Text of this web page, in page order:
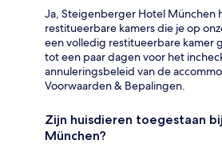
Ja, Steigenberger Hotel München
restitueerbare kamers die je op
een volledig restitueerbare kamer
tot een paar dagen voor het
annuleringsbeleid van de
Voorwaarden & Bepalingen.
Zijn huisdieren toegestaan
München?